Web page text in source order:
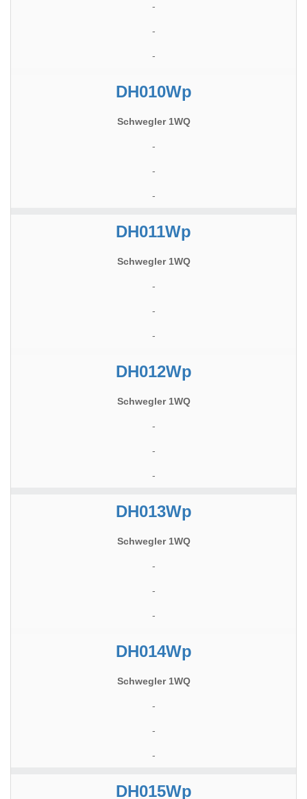
-
-
-
DH010Wp
Schwegler 1WQ
-
-
-
DH011Wp
Schwegler 1WQ
-
-
-
DH012Wp
Schwegler 1WQ
-
-
-
DH013Wp
Schwegler 1WQ
-
-
-
DH014Wp
Schwegler 1WQ
-
-
-
DH015Wp